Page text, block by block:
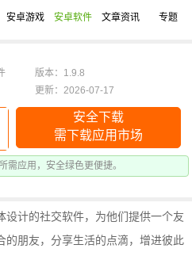
安卓游戏 安卓软件 文章资讯 专题
安全下载
需下载应用市场
需应用，安全绿色更便捷。
版本：1.9.8
更新：2026-07-17
设计的社交软件，为他们提供一个友
的朋友，分享生活的点滴，增进彼此